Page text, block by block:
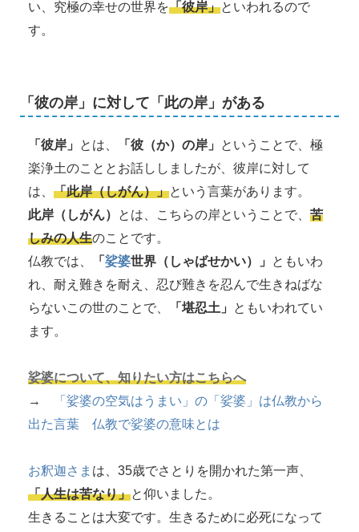
い、究極の幸せの世界を「彼岸」といわれるので
す。
「彼の岸」に対して「此の岸」がある
「彼岸」 とは、 「彼（か）の岸」
ということで、極
楽浄土のこととお話ししましたが、彼岸に対して
は、 「此岸（しがん）」という言葉があります。
此岸（しがん）
とは、こちらの岸ということで、 苦
しみの人生のことです。
仏教では、
「 娑婆世界（しゃばせかい）」
ともいわ
れ、耐え難きを耐え、忍び難きを忍んで生きねばな
らないこの世のことで、
「堪忍土」
ともいわれてい
ます。
娑婆について、知りたい方はこちらへ
→
「娑婆の空気はうまい」の「娑婆」は仏教から
出た言葉 仏教で娑婆の意味とは
お釈迦さま は、35歳でさとりを開かれた第一声、
「人生は苦なり」と仰いました。
生きることは大変です。生きるために必死になって